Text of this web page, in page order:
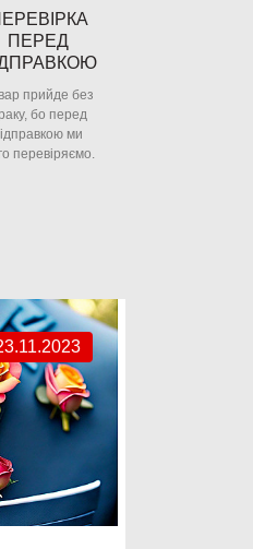
ПЕРЕД
прийде без
бо перед
ми
перевіряємо.